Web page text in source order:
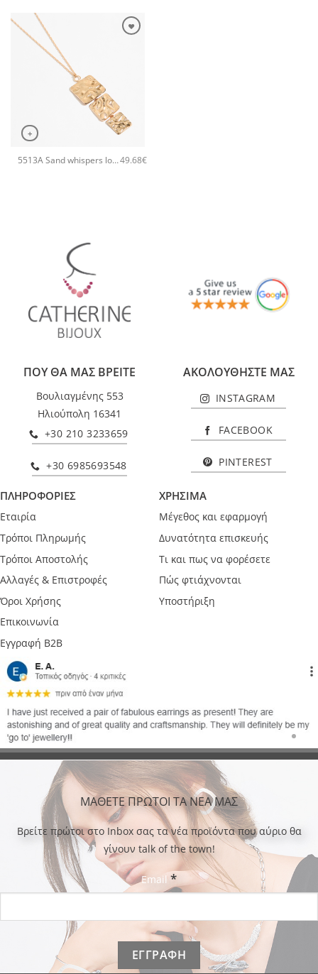
+
5513A Sand whispers long pendant χειροποίητο κολιέ Catherine bijoux Ροζ χρυσό49.68€
ΠΟΥ ΘΑ ΜΑΣ ΒΡΕΙΤΕ
Βουλιαγμένης 553
Ηλιούπολη 16341
+30 210 3233659
+30 6985693548
ΑΚΟΛΟΥΘΗΣΤΕ ΜΑΣ
INSTAGRAM
FACEBOOK
PINTEREST
ΠΛΗΡΟΦΟΡΙΕΣ
Εταιρία
Τρόποι Πληρωμής
Τρόποι Αποστολής
Αλλαγές & Επιστροφές
Όροι Χρήσης
Επικοινωνία
Εγγραφή B2B
ΧΡΗΣΙΜΑ
Μέγεθος και εφαρμογή
Δυνατότητα επισκευής
Τι και πως να φορέσετε
Πώς φτιάχνονται
Υποστήριξη
ΜΑΘΕΤΕ ΠΡΩΤΟΙ ΤΑ ΝΕΑ ΜΑΣ
Bρείτε πρώτοι στο Inbox σας τα νέα προϊόντα που αύριο θα
γίνουν talk of the town!
Email *